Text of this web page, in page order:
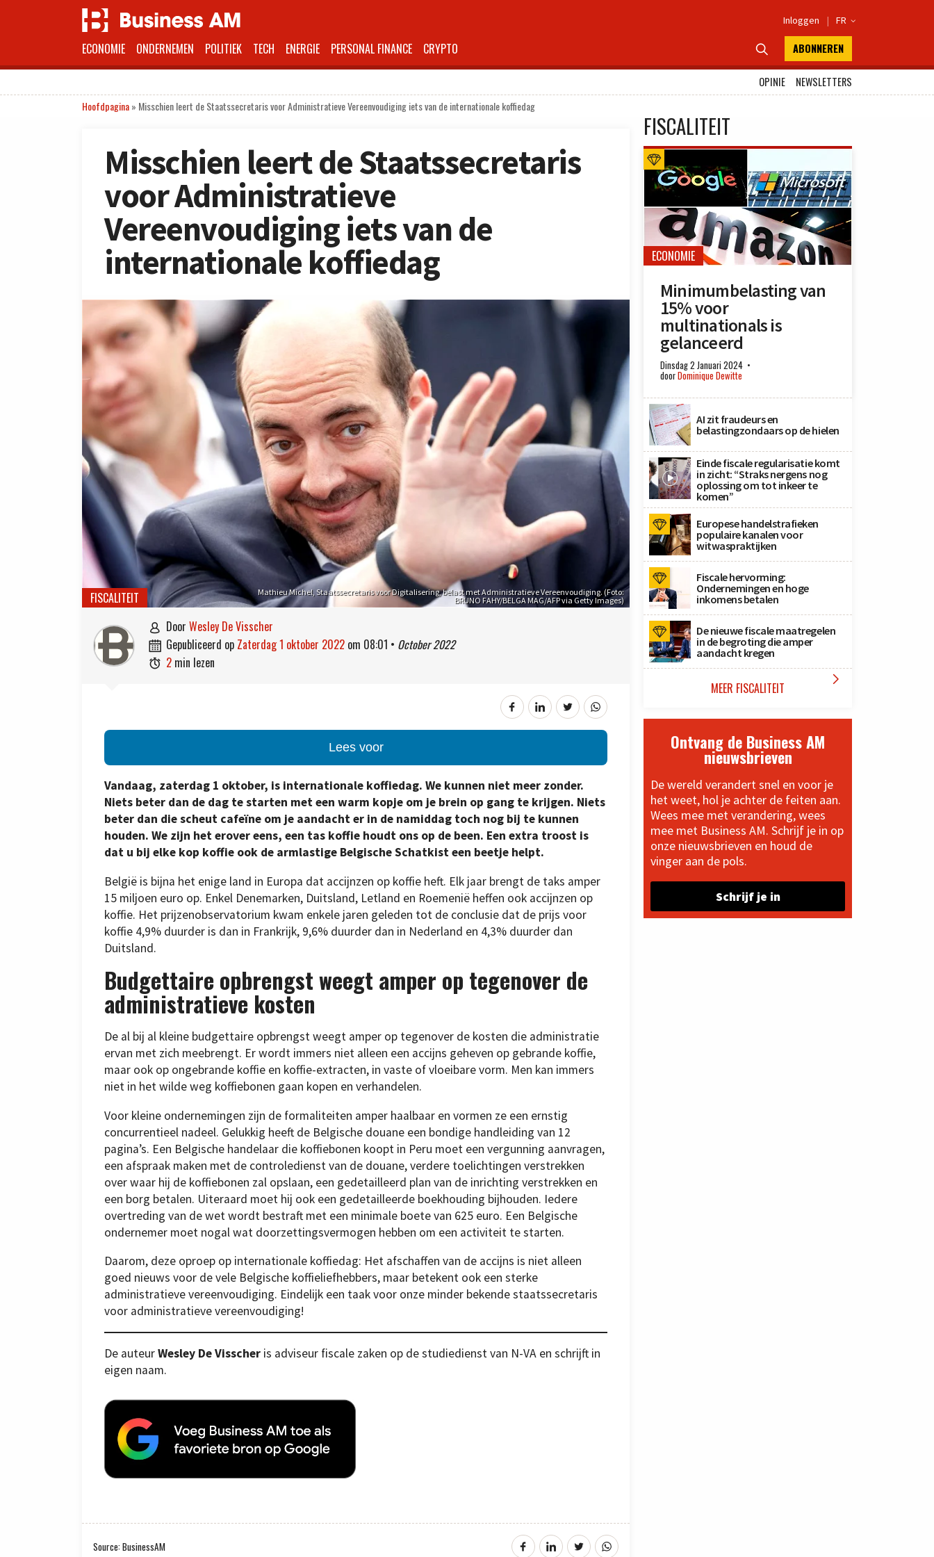
Inloggen | FR 
ECONOMIE ONDERNEMEN POLITIEK TECH ENERGIE PERSONAL FINANCE CRYPTO  ABONNEREN
OPINIE
NEWSLETTERS
Hoofdpagina» Misschien leert de Staatssecretaris voor Administratieve Vereenvoudiging iets van de internationale koffiedag
Misschien leert de Staatssecretaris
voor Administratieve
Vereenvoudiging iets van de
internationale koffiedag
Mathieu Michel, Staatssecretaris voor Digitalisering, belast met Administratieve Vereenvoudiging. (Foto:
BRUNO FAHY/BELGA MAG/AFP via Getty Images)
FISCALITEIT
 door Wesley De Visscher
 gepubliceerd op zaterdag 1 oktober 2022 om 08:01 • October 2022
 2 min lezen
Lees voor
Vandaag, zaterdag 1 oktober, is internationale koffiedag. We kunnen niet meer zonder.
Niets beter dan de dag te starten met een warm kopje om je brein op gang te krijgen. Niets
beter dan die scheut cafeïne om je aandacht er in de namiddag toch nog bij te kunnen
houden. We zijn het erover eens, een tas koffie houdt ons op de been. Een extra troost is
dat u bij elke kop koffie ook de armlastige Belgische Schatkist een beetje helpt.
België is bijna het enige land in Europa dat accijnzen op koffie heft. Elk jaar brengt de taks amper
15 miljoen euro op. Enkel Denemarken, Duitsland, Letland en Roemenië heffen ook accijnzen op
koffie. Het prijzenobservatorium kwam enkele jaren geleden tot de conclusie dat de prijs voor
koffie 4,9% duurder is dan in Frankrijk, 9,6% duurder dan in Nederland en 4,3% duurder dan
Duitsland.
Budgettaire opbrengst weegt amper op tegenover de
administratieve kosten
De al bij al kleine budgettaire opbrengst weegt amper op tegenover de kosten die administratie
ervan met zich meebrengt. Er wordt immers niet alleen een accijns geheven op gebrande koffie,
maar ook op ongebrande koffie en koffie-extracten, in vaste of vloeibare vorm. Men kan immers
niet in het wilde weg koffiebonen gaan kopen en verhandelen.
Voor kleine ondernemingen zijn de formaliteiten amper haalbaar en vormen ze een ernstig
concurrentieel nadeel. Gelukkig heeft de Belgische douane een bondige handleiding van 12
pagina’s. Een Belgische handelaar die koffiebonen koopt in Peru moet een vergunning aanvragen,
een afspraak maken met de controledienst van de douane, verdere toelichtingen verstrekken
over waar hij de koffiebonen zal opslaan, een gedetailleerd plan van de inrichting verstrekken en
een borg betalen. Uiteraard moet hij ook een gedetailleerde boekhouding bijhouden. Iedere
overtreding van de wet wordt bestraft met een minimale boete van 625 euro. Een Belgische
ondernemer moet nogal wat doorzettingsvermogen hebben om een activiteit te starten.
Daarom, deze oproep op internationale koffiedag: Het afschaffen van de accijns is niet alleen
goed nieuws voor de vele Belgische koffieliefhebbers, maar betekent ook een sterke
administratieve vereenvoudiging. Eindelijk een taak voor onze minder bekende staatssecretaris
voor administratieve vereenvoudiging!
De auteurWesley De Visscher is adviseur fiscale zaken op de studiedienst van N-VA en schrijft in
eigen naam.
Source: BusinessAM
FISCALITEIT
ECONOMIE
Minimumbelasting van
15% voor
multinationals is
gelanceerd
Dinsdag 2 Januari 2024
doorDominique Dewitte
AI zit fraudeurs en
belastingzondaars op de hielen
Einde fiscale regularisatie komt
in zicht: “Straks nergens nog
oplossing om tot inkeer te
komen”
Europese handelstrafieken
populaire kanalen voor
witwaspraktijken
Fiscale hervorming:
Ondernemingen en hoge
inkomens betalen
De nieuwe fiscale maatregelen
in de begroting die amper
aandacht kregen
MEER FISCALITEIT 
Ontvang de Business AM
nieuwsbrieven
De wereld verandert snel en voor je
het weet, hol je achter de feiten aan.
Wees mee met verandering, wees
mee met Business AM. Schrijf je in op
onze nieuwsbrieven en houd de
vinger aan de pols.
Schrijf je in